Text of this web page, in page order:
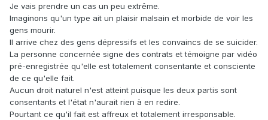
Je vais prendre un cas un peu extrême.
Imaginons qu'un type ait un plaisir malsain et morbide de voir les
gens mourir.
Il arrive chez des gens dépressifs et les convaincs de se suicider.
La personne concernée signe des contrats et témoigne par vidéo
pré-enregistrée qu'elle est totalement consentante et consciente
de ce qu'elle fait.
Aucun droit naturel n'est atteint puisque les deux partis sont
consentants et l'état n'aurait rien à en redire.
Pourtant ce qu'il fait est affreux et totalement irresponsable.